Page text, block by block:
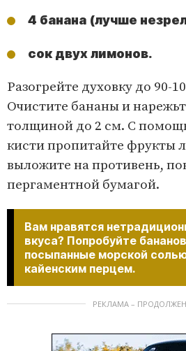
4 банана (лучше
сок двух лимонов.
Разогрейте духовку до 90-
Очистите бананы и
толщиной до 2 см. С
кисти пропитайте фрукты
выложите на противень,
пергаментной бумагой.
Вам нравятся
вкуса? Попробуйте
посыпанные морской
кайенским перцем.
РЕКЛАМА –